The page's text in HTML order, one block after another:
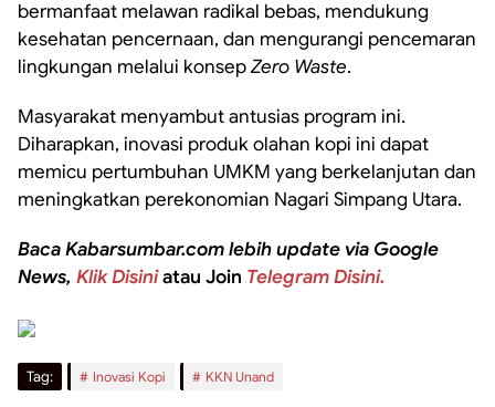
bermanfaat melawan radikal bebas, mendukung
kesehatan pencernaan, dan mengurangi pencemaran
lingkungan melalui konsepZero Waste.
Masyarakat menyambut antusias program ini.
Diharapkan, inovasi produk olahan kopi ini dapat
memicu pertumbuhan UMKM yang berkelanjutan dan
meningkatkan perekonomian Nagari Simpang Utara.
Baca Kabarsumbar.com lebih update via Google
News, Klik Disiniatau Join Telegram Disini.
Tag: Inovasi Kopi KKN Unand